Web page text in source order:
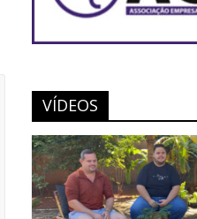
VÍDEOS